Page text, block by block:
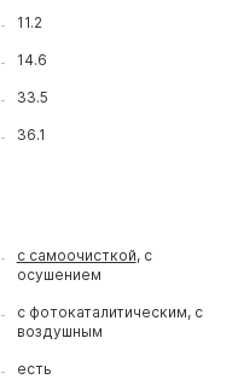
11.2
14.6
33.5
36.1
с самоочисткой, с
осушением
с фотокаталитическим, с
воздушным
есть